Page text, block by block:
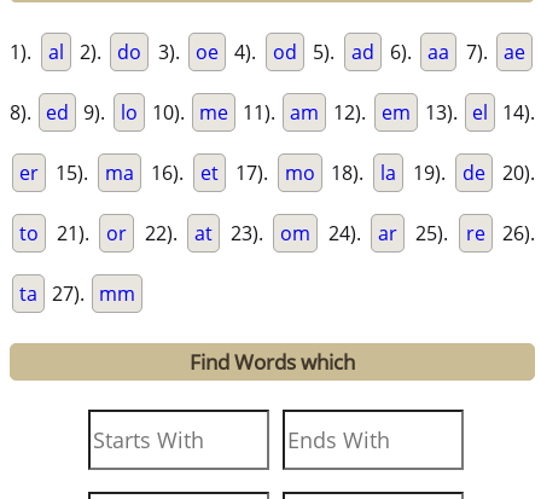
1). al 2). do 3). oe 4). od 5). ad 6). aa 7). ae
8). ed 9). lo 10). me 11). am 12). em 13). el 14).
er 15). ma 16). et 17). mo 18). la 19). de 20).
to 21). or 22). at 23). om 24). ar 25). re 26).
ta 27). mm
Find Words which